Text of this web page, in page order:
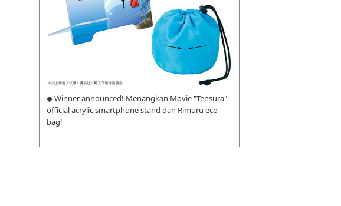
◆ Winner announced! Menangkan Movie "Tensura"
official acrylic smartphone stand dan Rimuru eco
bag!